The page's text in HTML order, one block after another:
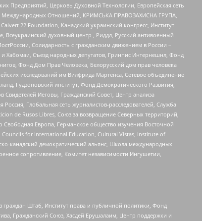
Предприятий, Церковь Духовной Технологии, Европейская сеть
Международных Отношений, КРИМСЬКА ПРАВОЗАХИСНА ГРУПА,
22 Foundation, Канадский украинский конгресс, Институт
духовный центр , Риддл, Русский антивоенный
Солидарность с гражданским движением в России –
и Хабомаи, Съезд народных депутатов, Гринпис Интернешнл, Фонд
Фонд Дом Прав Человека, Белорусский дом прав человека
исследований им Вилфрида Мартенса, Сетевое объединение
Гудзоновский институт, Фонд Демократического Развития,
Иеговы, Гражданский Совет, Центр анализа
Глобальная сеть журналистов-расследователей, Служба
de Rusos Libres, Союз за возвращение Северных территорий,
Европа, Германское общество изучения Восточной
for International Education, Cultural Vistas, Institute of
канадский демократический альянс, Школа международных
сопротивление, Комитет независимости Ингушетии,
Штаб, Институт права и публичной политики, Фонд
Гражданский Союз, Хасдей Ерушалаим, Центр поддержки и